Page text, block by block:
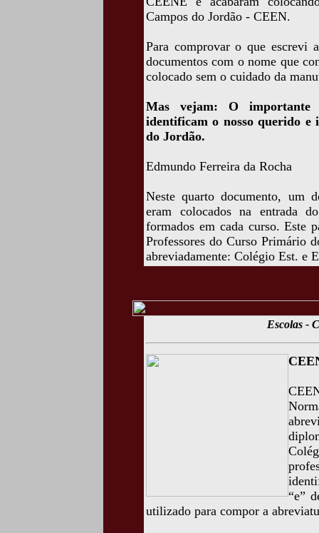
Campos do Jordão - CEEN.
Para comprovar o que escrevi
documentos com o nome que
colocado sem o cuidado da
Mas vejam: O importante
identificam o nosso querido e
do Jordão.
Edmundo Ferreira da Rocha
Neste quarto documento, um
eram colocados na entrada
formados em cada curso. Este
Professores do Curso Primário
abreviadamente: Colégio Est. e
Escolas -
“e”
utilizado para compor a